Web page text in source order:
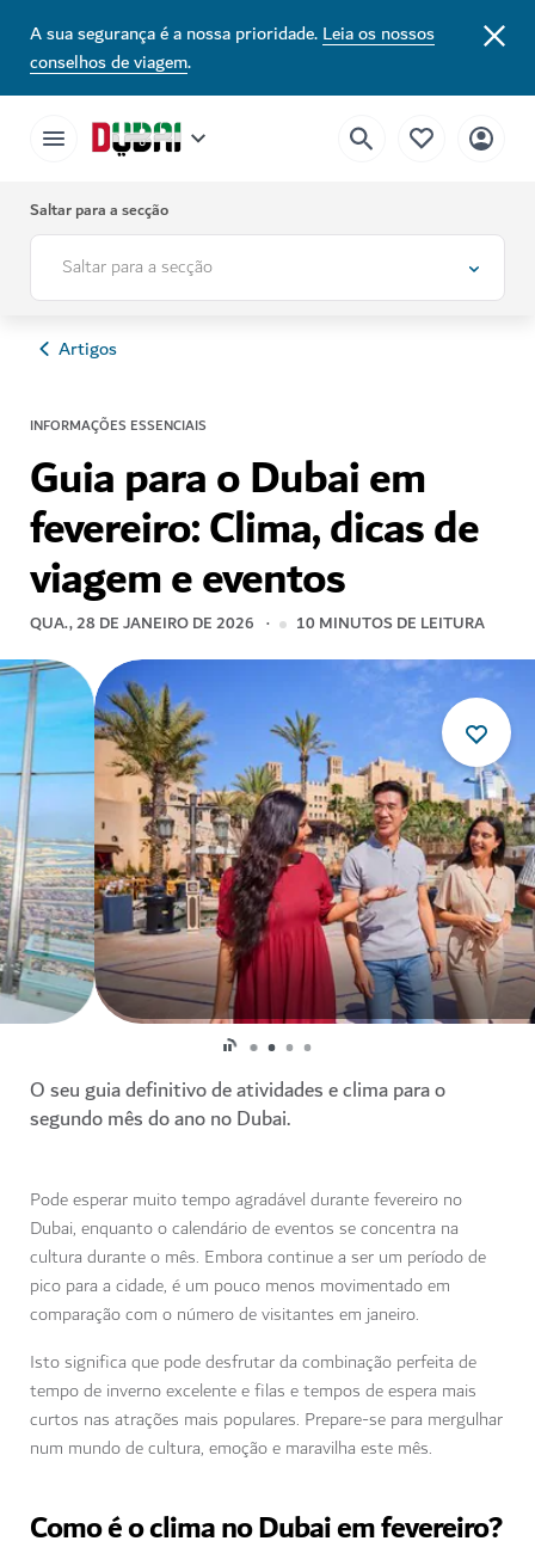
A sua segurança é a nossa prioridade.Leia os nossos
conselhos de viagem.
Saltar para a secção
Saltar para a secção
Artigos
INFORMAÇÕES ESSENCIAIS
Guia para o Dubai em
fevereiro: Clima, dicas de
viagem e eventos
QUA., 28 DE JANEIRO DE 2026 10 MINUTOS DE LEITURA
O seu guia definitivo de atividades e clima para o
segundo mês do ano no Dubai.
Pode esperar muito tempo agradável durante fevereiro no
Dubai, enquanto o calendário de eventos se concentra na
cultura durante o mês. Embora continue a ser um período de
pico para a cidade, é um pouco menos movimentado em
comparação com o número de visitantes em janeiro.
Isto significa que pode desfrutar da combinação perfeita de
tempo de inverno excelente e filas e tempos de espera mais
curtos nas atrações mais populares. Prepare-se para mergulhar
num mundo de cultura, emoção e maravilha este mês.
Como é o clima no Dubai em fevereiro?